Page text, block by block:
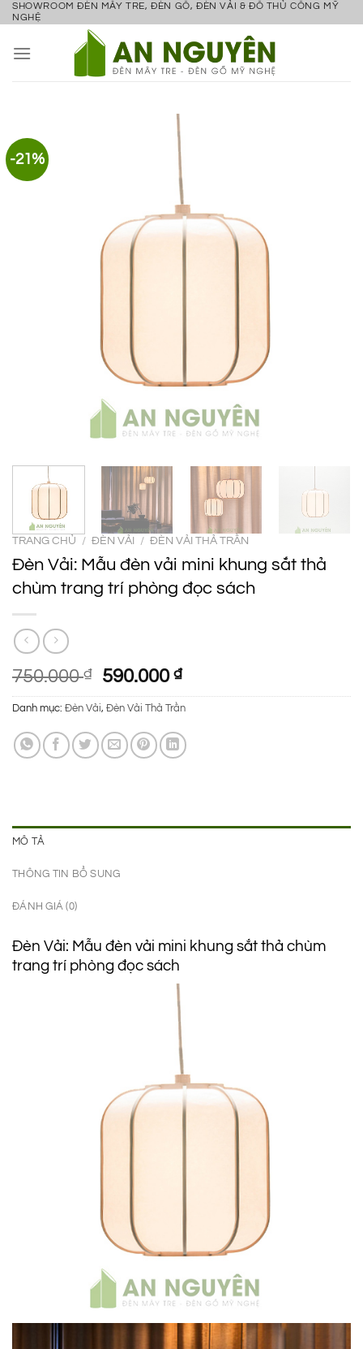
Bỏ
nội
SHOWROOM ĐÈN MÂY TRE, ĐÈN GỖ, ĐÈN VẢI & ĐỒ THỦ CÔNG MỸ
NGHỆ
-21%
TRANG CHỦ / ĐÈN VẢI / ĐÈN VẢI THẢ TRẦN
Đèn Vải: Mẫu đèn vải mini khung sắt thả
chùm trang trí phòng đọc sách
750.000₫
Giá
gốc
là:
750.000 ₫.
590.000₫Giá
hiện
tại
là:
590.000 ₫.
Danh mục: Đèn Vải, Đèn Vải Thả Trần
MÔ TẢ
THÔNG TIN BỔ SUNG
ĐÁNH GIÁ (0)
Đèn Vải: Mẫu đèn vải mini khung sắt thả chùm
trang trí phòng đọc sách